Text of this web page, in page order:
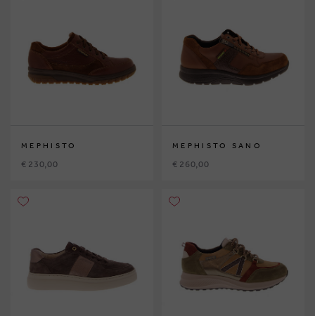
MEPHISTO
€ 230,00
MEPHISTO SANO
€ 260,00